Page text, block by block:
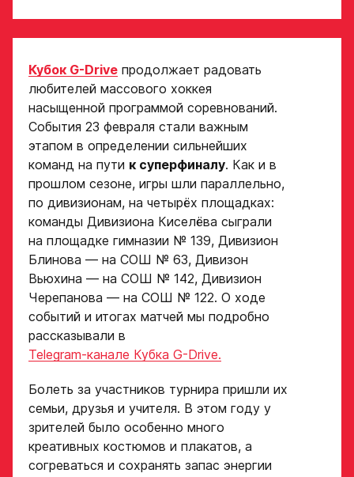
Кубок G-Drive продолжает радовать
любителей массового хоккея
насыщенной программой соревнований.
События 23 февраля стали важным
этапом в определении сильнейших
команд на пути к суперфиналу. Как и в
прошлом сезоне, игры шли параллельно,
по дивизионам, на четырёх площадках:
команды Дивизиона Киселёва сыграли
на площадке гимназии № 139, Дивизион
Блинова — на СОШ № 63, Дивизон
Вьюхина — на СОШ № 142, Дивизион
Черепанова — на СОШ № 122. О ходе
событий и итогах матчей мы подробно
рассказывали в
Telegram-канале Кубка G-Drive.
Болеть за участников турнира пришли их
семьи, друзья и учителя. В этом году у
зрителей было особенно много
креативных костюмов и плакатов, а
согреваться и сохранять запас энергии
Заявка